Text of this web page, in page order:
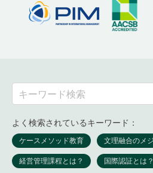
よく検索されているキーワード：